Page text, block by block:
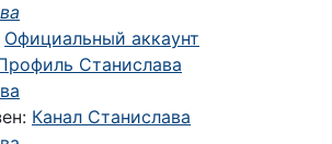
Официальный аккаунт
Станислава
Канал Станислава